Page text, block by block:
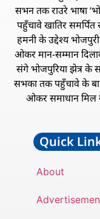
सभन तक राउरे भाषा
पहुँचावे खातिर समर्पित
हमनी के उद्देश्य
ओकर मान-सम्मान
संगे भोजपुरिया झेत्र के
सभका तक पहुँचावे के
ओकर समाधान मिल
Quick
About